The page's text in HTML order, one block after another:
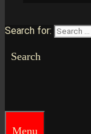
Search for:
Search
Menu